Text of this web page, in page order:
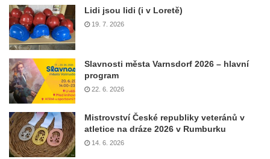
Lidi jsou lidi (i v Loretě)
19. 7. 2026
Slavnosti města Varnsdorf 2026 – hlavní
program
22. 6. 2026
Mistrovství České republiky veteránů v
atletice na dráze 2026 v Rumburku
14. 6. 2026